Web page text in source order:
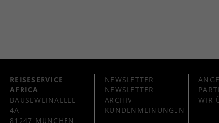
REISESERVICE
AFRICA
BAUSEWEINALLEE
4A
81247 MÜNCHEN
NEWSLETTER
NEWSLETTER
ARCHIV
KUNDENMEINUNGEN
WIR